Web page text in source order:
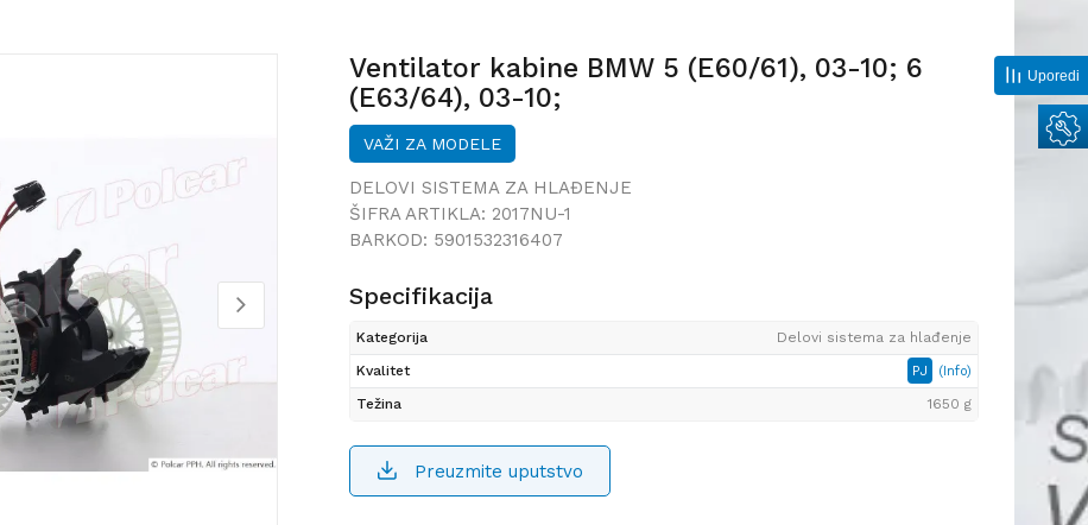
Ventilator kabine BMW 5 (E60/61), 03-10; 6
(E63/64), 03-10;
VAŽI ZA MODELE
DELOVI SISTEMA ZA HLAĐENJE
ŠIFRA ARTIKLA: 2017NU-1
BARKOD: 5901532316407
Specifikacija
Kategorija
Delovi sistema za hlađenje
Kvalitet
PJ (Info)
Težina 1650 g
Preuzmite uputstvo
Uporedi